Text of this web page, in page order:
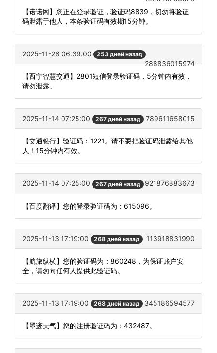
【诺诺网】您正在登录验证，验证码8839，切勿将验证
码泄露于他人，本条验证码有效期15分钟。
2025-11-28 06:39:00 253 дней назад
288836015974
【西宁智慧交通】2801短信登录验证码，5分钟内有效，
请勿泄露。
2025-11-14 07:25:00 267 дней назад 789611658015
【交通银行】验证码：1221。请不要把验证码泄露给其他
人！15分钟内有效。
2025-11-14 07:25:00 267 дней назад 921876883673
【百度翻译】您的登录验证码为：615096。
2025-11-13 17:19:00 268 дней назад 113918831990
【航旅纵横】您的验证码为：860248，为保证账户安
全，请勿向任何人提供此验证码。
2025-11-13 17:19:00 268 дней назад 345186594577
【墨迹天气】您的注册验证码为：432487。